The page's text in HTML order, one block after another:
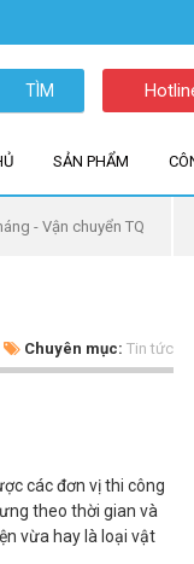
TÌM
SẢN PHẨM
- Vận chuyển TQ
Chuyên mục: Tin tức
các đơn vị thi công
theo thời gian và
vừa hay là loại vật